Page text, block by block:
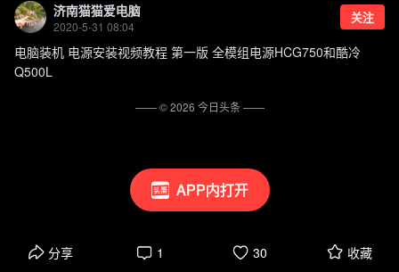
APP内打开
济南猫猫爱电脑
2020-5-31 08:04
关注
电脑装机 电源安装视频教程 第一版 全模组电源HCG750和酷冷
Q500L
分享 1 30 收藏
—— ©2026 今日头条——